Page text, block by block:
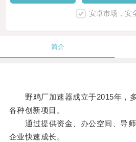
安卓市场，安
简介
野鸡厂加速器成立于2015年，
各种创新项目。
通过提供资金、办公空间、导师
企业快速成长。